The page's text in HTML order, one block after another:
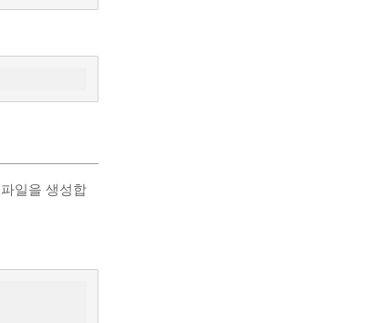
일을 생성합